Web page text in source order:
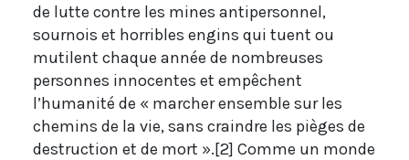
de lutte contre les mines antipersonnel,
sournois et horribles engins qui tuent ou
mutilent chaque année de nombreuses
personnes innocentes et empêchent
l’humanité de « marcher ensemble sur les
chemins de la vie, sans craindre les pièges de
destruction et de mort ».[2] Comme un monde